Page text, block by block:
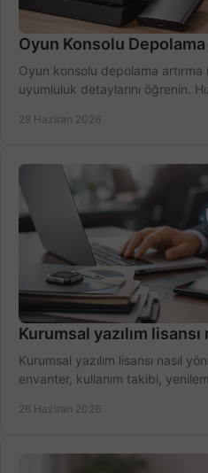
Oyun Konsolu
Oyun konsolu depolama
uyumluluk detaylarını öğrenin.
28 Haziran 2026
Kurumsal yazılım
Kurumsal yazılım lisansı nasıl
envanter, kullanım takibi,
26 Haziran 2026